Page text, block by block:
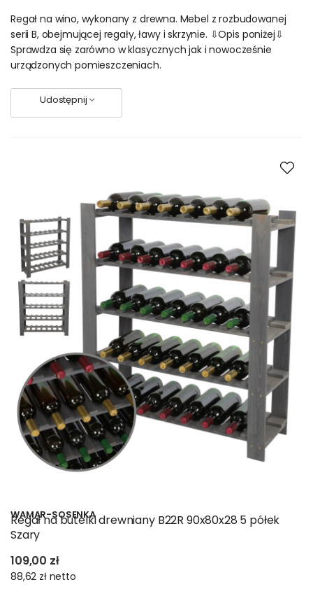
Regał na wino, wykonany z drewna. Mebel z rozbudowanej
serii B, obejmującej regały, ławy i skrzynie. ⇩Opis poniżej⇩
Sprawdza się zarówno w klasycznych jak i nowocześnie
urządzonych pomieszczeniach.
Udostępnij
WAMAR-SOSENKA
Regał na butelki drewniany B22R 90x80x28 5 półek
Szary
109,00 zł
88,62 zł netto